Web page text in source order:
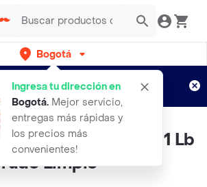
Bogotá
Ingresa tu dirección en
Bogotá. Mejor servicio,
entregas más rápidas y
los precios más
convenientes!
gratis por semanas
Aplican TyC
Salmon Premium + 1 Lb
Limpio